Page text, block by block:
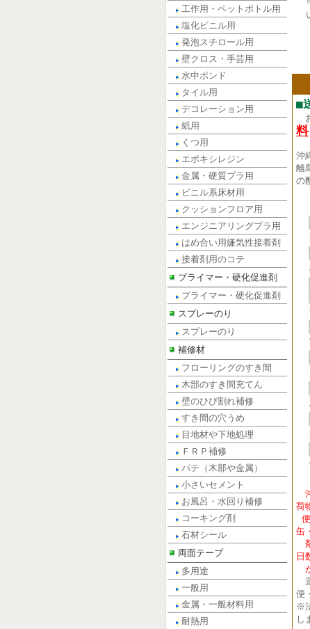
工作用・ペットボトル用
塩化ビニル用
発泡スチロール用
壁クロス・手芸用
水中ボンド
タイル用
デコレーション用
紙用
くつ用
エポキシレジン
金属・硬質プラ用
ビニル系床材用
クッションフロア用
エンジニアリングプラ用
はめ合い用嫌気性接着剤
接着剤用のコテ
プライマー・硬化促進剤
プライマー・硬化促進剤
スプレーのり
スプレーのり
補修材
フローリングのすき間
木部のすき間充てん
壁のひび割れ補修
すき間の穴うめ
目地材や下地処理
ＦＲＰ補修
パテ（木部や金属）
小さいセメント
お風呂・水回り補修
コーキング剤
石材シール
両面テープ
多用途
一般用
金属・一般材料用
耐熱用
■
料
沖
離
の
荷
缶
日
便
※
し